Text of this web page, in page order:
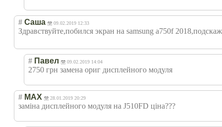
# Саша 09.02.2019 12:33
Здравствуйте,побился экран на samsung a750f
# Павел 09.02.2019 14:04
2750 грн замена ориг дисплейного модуля
# MAX 28.01.2019 20:29
заміна дисплейного модуля на J510FD ціна???